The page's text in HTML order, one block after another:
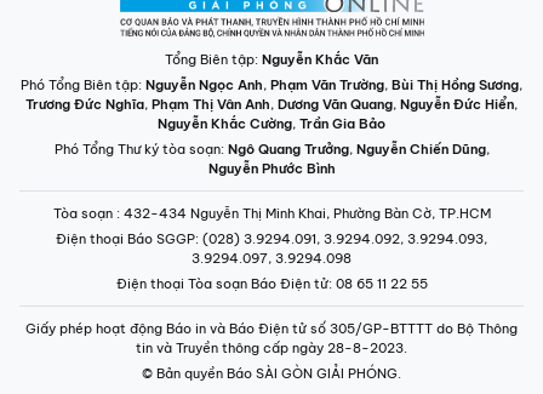
Tổng Biên tập: Nguyễn Khắc Văn
Phó Tổng Biên tập: Nguyễn Ngọc Anh, Phạm Văn Trường, Bùi Thị Hồng Sương,
Trương Đức Nghĩa, Phạm Thị Vân Anh, Dương Văn Quang, Nguyễn Đức Hiển,
Nguyễn Khắc Cường, Trần Gia Bảo
Phó Tổng Thư ký tòa soạn: Ngô Quang Trưởng, Nguyễn Chiến Dũng,
Nguyễn Phước Bình
Tòa soạn : 432-434 Nguyễn Thị Minh Khai, Phường Bàn Cờ, TP.HCM
Điện thoại Báo SGGP: (028) 3.9294.091, 3.9294.092, 3.9294.093,
3.9294.097, 3.9294.098
Điện thoại Tòa soạn Báo Điện tử: 08 65 11 22 55
Giấy phép hoạt động Báo in và Báo Điện tử số 305/GP-BTTTT do Bộ Thông
tin và Truyền thông cấp ngày 28-8-2023.
© Bản quyền Báo SÀI GÒN GIẢI PHÓNG.